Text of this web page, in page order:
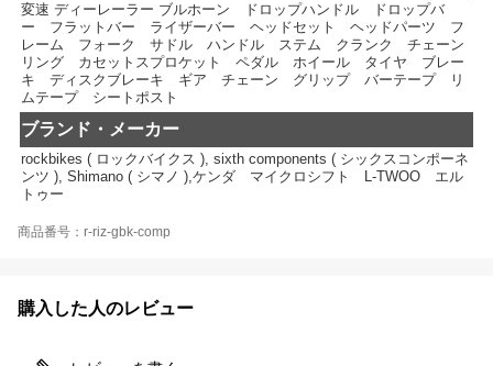
変速 ディーレーラー ブルホーン ドロップハンドル ドロップバ
ー フラットバー ライザーバー ヘッドセット ヘッドパーツ フ
レーム フォーク サドル ハンドル ステム クランク チェーン
リング カセットスプロケット ペダル ホイール タイヤ ブレー
キ ディスクブレーキ ギア チェーン グリップ バーテープ リ
ムテープ シートポスト
ブランド・メーカー
rockbikes ( ロックバイクス ), sixth components ( シックスコンポーネ
ンツ ), Shimano ( シマノ ),ケンダ マイクロシフト L-TWOO エル
トゥー
商品番号：r-riz-gbk-comp
購入した人のレビュー